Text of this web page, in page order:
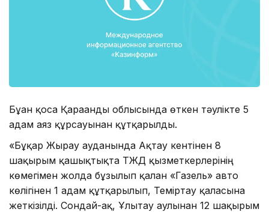
Бұған қоса Қарағанды облысында өткен тәулікте 5
адам аяз құрсауынан құтқарылды.
«Бұқар Жырау ауданында Ақтау кентінен 8
шақырым қашықтықта ТЖД қызметкерлерінің
көмегімен жолда бұзылып қалған «Газель» авто
көлігінен 1 адам құтқарылып, Теміртау қаласына
жеткізілді. Сондай-ақ, Ұлытау аулынан 12 шақырым